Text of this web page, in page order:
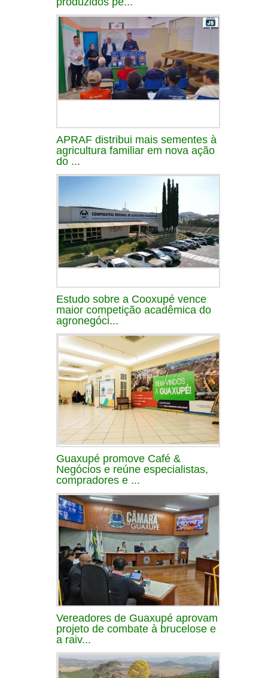
APRAF distribui mais sementes à
agricultura familiar em nova ação
do ...
Estudo sobre a Cooxupé vence
maior competição acadêmica do
agronegóci...
Guaxupé promove Café &
Negócios e reúne especialistas,
compradores e ...
Vereadores de Guaxupé aprovam
projeto de combate à brucelose e
a raiv...